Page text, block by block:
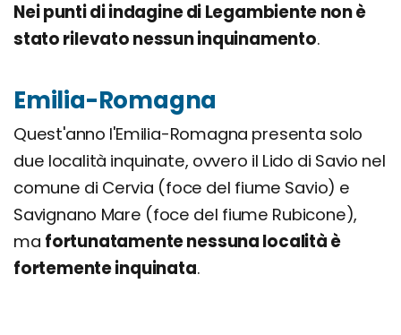
Nei punti di indagine di Legambiente non è
stato rilevato nessun inquinamento.
Emilia-Romagna
Quest'anno l'Emilia-Romagna presenta solo
due località inquinate, ovvero il Lido di Savio nel
comune di Cervia (foce del fiume Savio) e
Savignano Mare (foce del fiume Rubicone),
ma fortunatamente nessuna località è
fortemente inquinata.